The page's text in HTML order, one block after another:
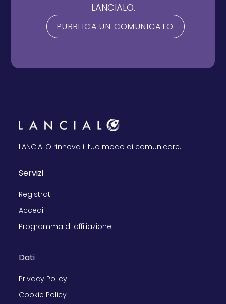
LANCIALO.
PUBBLICA UN COMUNICATO
LANCIALO rinnova il tuo modo di comunicare.
Servizi
Registrati
Accedi
Programma di affiliazione
Dati
Privacy Policy
Cookie Policy